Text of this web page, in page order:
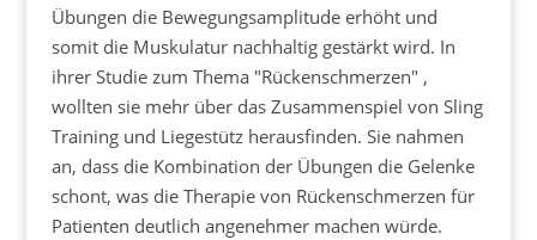
Übungen die Bewegungsamplitude erhöht und
somit die Muskulatur nachhaltig gestärkt wird. In
ihrer Studie zum Thema "Rückenschmerzen" ,
wollten sie mehr über das Zusammenspiel von Sling
Training und Liegestütz herausfinden. Sie nahmen
an, dass die Kombination der Übungen die Gelenke
schont, was die Therapie von Rückenschmerzen für
Patienten deutlich angenehmer machen würde.